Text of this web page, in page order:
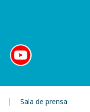
Sala de prensa